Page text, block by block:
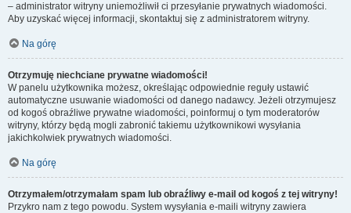
– administrator witryny uniemożliwił ci przesyłanie prywatnych wiadomości.
Aby uzyskać więcej informacji, skontaktuj się z administratorem witryny.
Na górę
Otrzymuję niechciane prywatne wiadomości!
W panelu użytkownika możesz, określając odpowiednie reguły ustawić
automatyczne usuwanie wiadomości od danego nadawcy. Jeżeli otrzymujesz
od kogoś obraźliwe prywatne wiadomości, poinformuj o tym moderatorów
witryny, którzy będą mogli zabronić takiemu użytkownikowi wysyłania
jakichkolwiek prywatnych wiadomości.
Na górę
Otrzymałem/otrzymałam spam lub obraźliwy e-mail od kogoś z tej witryny!
Przykro nam z tego powodu. System wysyłania e-maili witryny zawiera